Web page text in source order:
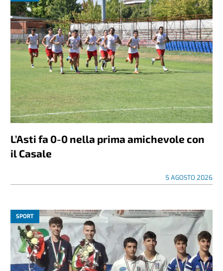
L’Asti fa 0-0 nella prima amichevole con
il Casale
5 AGOSTO 2026
SPORT